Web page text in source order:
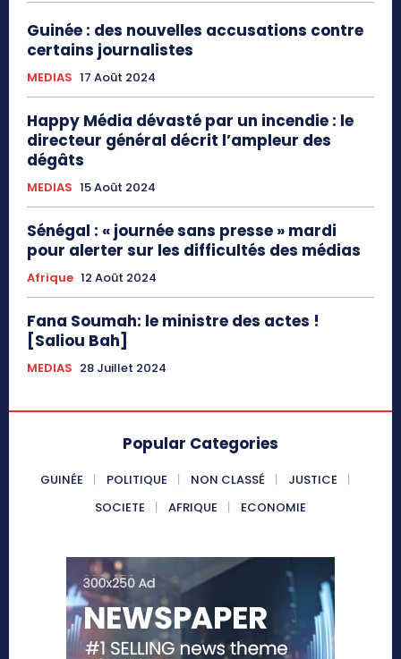
Guinée : des nouvelles accusations contre
certains journalistes
MEDIAS 17 Août 2024
Happy Média dévasté par un incendie : le
directeur général décrit l’ampleur des
dégâts
MEDIAS 15 Août 2024
Sénégal : « journée sans presse » mardi
pour alerter sur les difficultés des médias
Afrique 12 Août 2024
Fana Soumah: le ministre des actes !
[Saliou Bah]
MEDIAS 28 Juillet 2024
Popular Categories
GUINÉE POLITIQUE NON CLASSÉ
JUSTICE
SOCIETE
AFRIQUE ECONOMIE